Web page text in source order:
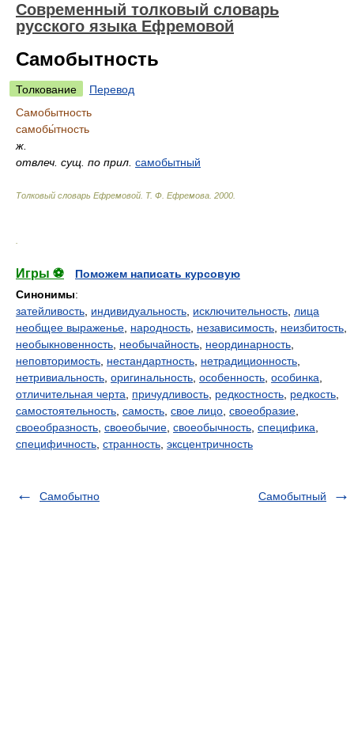
Современный толковый словарь
русского языка Ефремовой
Самобытность
Толкование
Перевод
Самобытность
самобы́тность
ж.
отвлеч. сущ. по прил. самобытный
Толковый словарь Ефремовой Т. Ф. Ефремова. 2000
Игры ⚽
Поможем написать курсовую
Синонимы:
затейливость индивидуальность исключительность лица
необщее выраженье народность независимость неизбитость
необыкновенность необычайность неординарность
неповторимость нестандартность нетрадиционность
нетривиальность оригинальность особенность особинка
отличительная черта
причудливость редкостность редкость
самостоятельность самость свое лицо своеобразие
своеобразность своеобычие своеобычность специфика
специфичность странность эксцентричность
Самобытно Самобытный